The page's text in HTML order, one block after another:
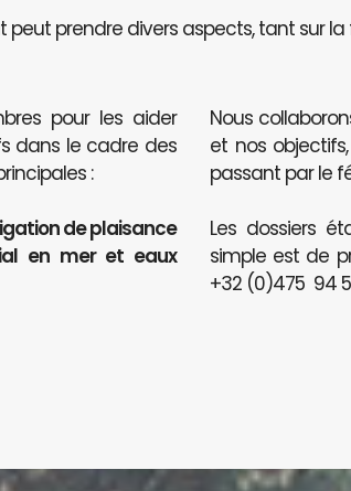
peut prendre divers aspects, tant sur
pour les aider
dans le cadre des
:
de plaisance
en mer et eaux
Nous
et nos
passant par le
Les dossiers
simple est de
+32 (0)475 94